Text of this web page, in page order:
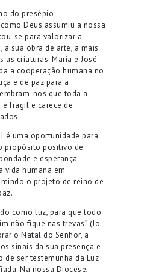
do presépio
Deus assumiu a nossa
-se para valorizar a
a sua obra de arte, a mais
as criaturas. Maria e José
a cooperação humana no
e de paz para a
m-nos que toda a
é frágil e carece de
é uma oportunidade para
propósito positivo de
e esperança
vida humana em
o projeto de reino de
.
como luz, para que todo
não fique nas trevas” (Jo
r o Natal do Senhor, a
sinais da sua presença e
de ser testemunha da Luz
Na nossa Diocese,